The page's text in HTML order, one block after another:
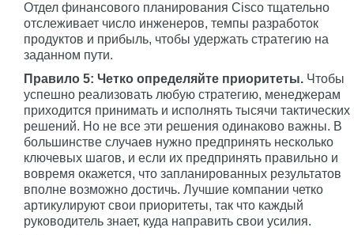
Отдел финансового планирования Cisco тщательно
отслеживает число инженеров, темпы разработок
продуктов и прибыль, чтобы удержать стратегию на
заданном пути.
Правило 5: Четко определяйте приоритеты. Чтобы
успешно реализовать любую стратегию, менеджерам
приходится принимать и исполнять тысячи тактических
решений. Но не все эти решения одинаково важны. В
большинстве случаев нужно предпринять несколько
ключевых шагов, и если их предпринять правильно и
вовремя окажется, что запланированных результатов
вполне возможно достичь. Лучшие компании четко
артикулируют свои приоритеты, так что каждый
руководитель знает, куда направить свои усилия.